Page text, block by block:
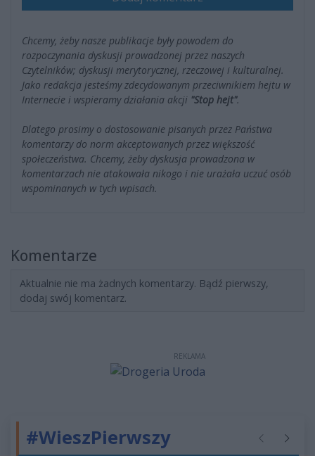
Chcemy, żeby nasze publikacje były powodem do
rozpoczynania dyskusji prowadzonej przez naszych
Czytelników; dyskusji merytorycznej, rzeczowej i kulturalnej.
Jako redakcja jesteśmy zdecydowanym przeciwnikiem hejtu w
Internecie i wspieramy działania akcji "Stop hejt".
Dlatego prosimy o dostosowanie pisanych przez Państwa
komentarzy do norm akceptowanych przez większość
społeczeństwa. Chcemy, żeby dyskusja prowadzona w
komentarzach nie atakowała nikogo i nie urażała uczuć osób
wspominanych w tych wpisach.
Komentarze
Aktualnie nie ma żadnych komentarzy. Bądź pierwszy,
dodaj swój komentarz.
REKLAMA
#WieszPierwszy Poprzednie